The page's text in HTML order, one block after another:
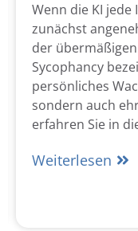
Wenn die KI
zunächst
der
Sycophancy
persönliches
sondern auch
erfahren Sie in
Weiterlesen